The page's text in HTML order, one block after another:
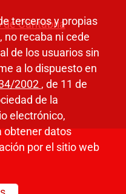
de Cantabria
terceros y propias
no recaba ni cede
de los usuarios sin
a lo dispuesto en
2002 , de 11 de
de la
electrónico,
obtener datos
por el sitio web